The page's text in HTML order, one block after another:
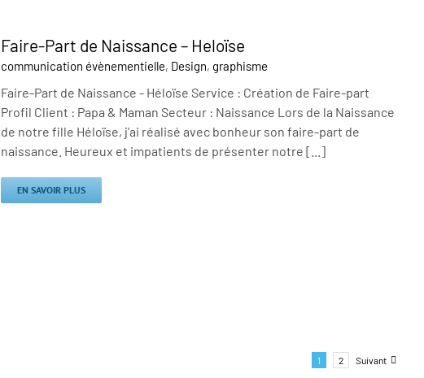
Faire-Part de Naissance – Heloïse
communication évènementielle, Design, graphisme
Faire-Part de Naissance - Héloïse Service : Création de Faire-part
Profil Client : Papa & Maman Secteur : Naissance Lors de la Naissance
de notre fille Héloïse, j'ai réalisé avec bonheur son faire-part de
naissance. Heureux et impatients de présenter notre [...]
EN SAVOIR PLUS
1 2 Suivant